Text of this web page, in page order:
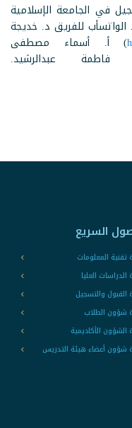
في الجامعة الإسلامية
الواتسأب للفريق د. خديجة
) أ. أسماء مصطفى
عبدالرشيد.
السريع
تقنية المعلومات
الدراسات العليا
القبول والتسجيل
شؤون الطلاب
الشؤون الأكاديمية
شؤون أعضاء هيئة التدريس